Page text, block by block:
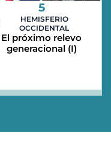
5
HEMISFERIO
OCCIDENTAL
El próximo relevo
generacional (I)